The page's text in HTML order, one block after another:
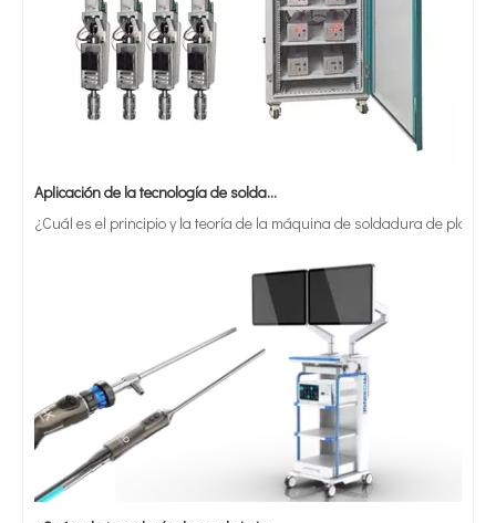
¿Cuál es el principio y la teoría de la máquina de soldadura de
¿Qué es la tecnología de recubrimiento por pulverización ultrasónica de endoscopio semiconductor?